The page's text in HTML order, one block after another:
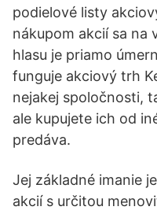
podielové listy
nákupom akcií sa na
hlasu je priamo
funguje akciový trh
nejakej spoločnosti,
ale kupujete ich od
predáva.
Jej základné imanie
akcií s určitou